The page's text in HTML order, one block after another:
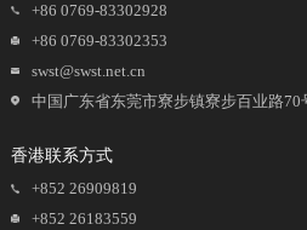
+86 0769-83302928
+86 0769-83302353
swst@swst.net.cn
中国广东省东莞市寮步镇寮步百业路70
香港联系方式
+852 26909819
+852 26183559